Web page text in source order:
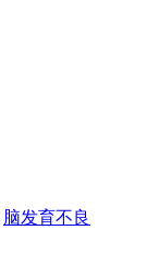
脑发育不良